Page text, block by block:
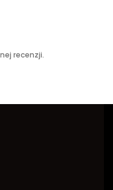
recenzji.